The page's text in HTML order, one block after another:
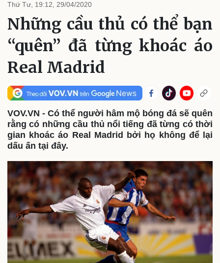
Chính trị
Đảng
Tổ chức nhân sự
Quốc hội
Nhận diện sự thật
Tin 24h
Dự báo thời tiết
Giáo dục
Dấu ấn VOV
Thứ Tư, 19:12, 29/04/2020
Những cầu thủ có thể bạn
“quên” đã từng khoác áo
Real Madrid
VOV.VN - Có thể người hâm mộ bóng đá sẽ quên
rằng có những cầu thủ nổi tiếng đã từng có thời
gian khoác áo Real Madrid bởi họ không để lại
dấu ấn tại đây.